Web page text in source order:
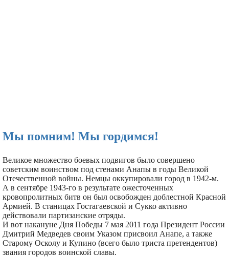
Мы помним! Мы гордимся!
Великое множество боевых подвигов было совершено
советским воинством под стенами Анапы в годы Великой
Отечественной войны. Немцы оккупировали город в 1942-м.
А в сентябре 1943-го в результате ожесточенных
кровопролитных битв он был освобожден доблестной Красной
Армией. В станицах Гостагаевской и Сукко активно
действовали партизанские отряды.
И вот накануне Дня Победы 7 мая 2011 года Президент России
Дмитрий Медведев своим Указом присвоил Анапе, а также
Старому Осколу и Купино (всего было триста претендентов)
звания городов воинской славы.